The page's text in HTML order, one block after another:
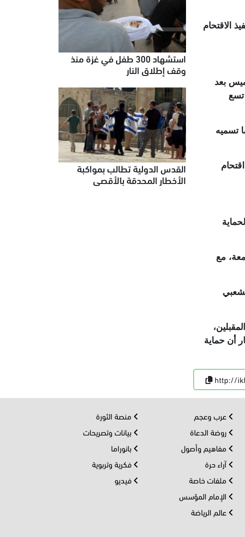
الاقتحام
بعد
تسع
تسميه
ساعات فجر الجمعة، مع
أن حماية
http://
استشهاد 300 طفل في غزة منذ
وقف إطلاق النار
القدس الدولية تطالب بمواكبة
الأخطار المحدقة بالأقصى
عرب وعجم
روضة الدعاة
مفاهيم وأصول
آراء حرة
ملفات خاصة
الإمام المؤسس
عالم الرياضة
منصة الثورة
بيانات وتصريحات
بانوراما
فكرية وتربوية
فيديو